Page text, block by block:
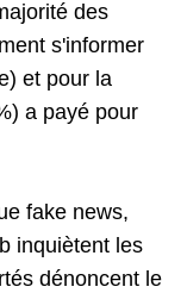
des
s'informer
et pour la
a payé pour
fake news,
inquiètent les
dénoncent le